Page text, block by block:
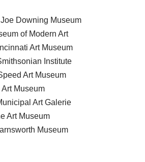
Downing Museum
of Modern Art
Art Museum
Institute
Art Museum
Museum
Art Galerie
Art Museum
Museum